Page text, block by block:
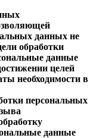
данных не
обработки
данные
целей
необходимости в
персональных
данные